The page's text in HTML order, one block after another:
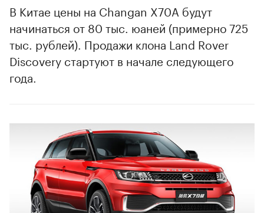
В Китае цены на Changan X70A будут
начинаться от 80 тыс. юаней (примерно 725
тыс. рублей). Продажи клона Land Rover
Discovery стартуют в начале следующего
года.